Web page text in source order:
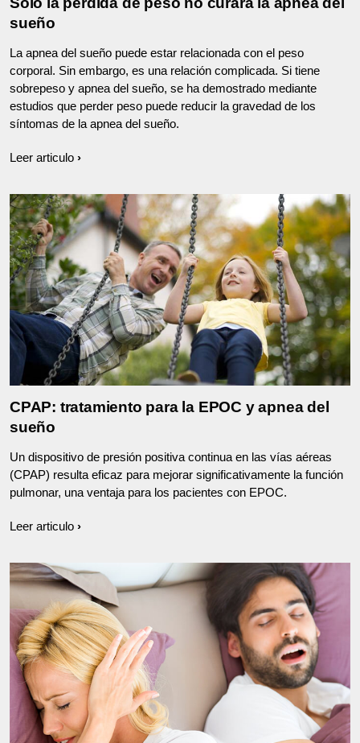
sueño
La apnea del sueño puede estar relacionada con el peso
corporal. Sin embargo, es una relación complicada. Si tiene
sobrepeso y apnea del sueño, se ha demostrado mediante
estudios que perder peso puede reducir la gravedad de los
síntomas de la apnea del sueño.
Leer articulo
CPAP: tratamiento para la EPOC y apnea del
sueño
Un dispositivo de presión positiva continua en las vías aéreas
(CPAP) resulta eficaz para mejorar significativamente la función
pulmonar, una ventaja para los pacientes con EPOC.
Leer articulo